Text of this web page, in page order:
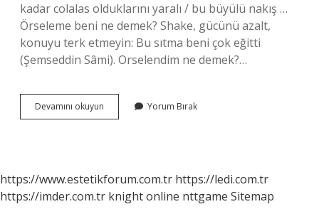
kadar colalas olduklarını yaralı / bu büyülü nakış …
Örseleme beni ne demek? Shake, gücünü azalt,
konuyu terk etmeyin: Bu sıtma beni çok eğitti
(Şemseddin Sâmi). Orselendim ne demek?…
Devamını okuyun Duygusal
Örselenmek
Yorum Bırak
https://www.estetikforum.com.tr https://ledi.com.tr
https://imder.com.tr knight online nttgame Sitemap